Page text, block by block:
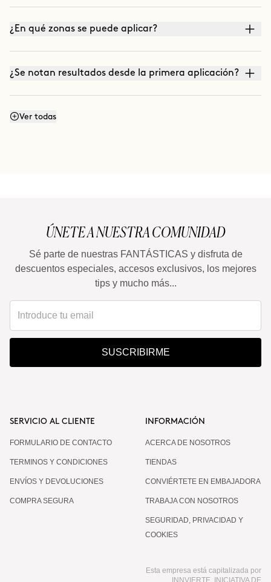
¿En qué zonas se puede aplicar?
¿Se notan resultados desde la primera aplicación?
¿Funciona aunque no cuide mi alimentación y no
¿Es un tratamiento para perder peso?
¿Cuánto tiempo debe pasar entre un tratamiento
¿Por qué se hacen 3 aplicaciones separadas cada
Ver todas
ÚNETE A NUESTRA COMUNIDAD
Sé parte de nuestras FANTÁSTICAS y disfruta de
descuentos especiales, accesos exclusivos, los mejores
tips y mucho más...
SUSCRIBIRME
SERVICIO AL CLIENTE
FORMULARIO DE CONTACTO
TERMINOS Y CONDICIONES
ENVÍOS Y DEVOLUCIONES
COMPRA SEGURA
INFORMACIÓN
ACERCA DE NOSOTROS
TIENDAS
CONVIÉRTETE EN EMBAJADORA
TRABAJA CON NOSOTROS
SEGURIDAD, PRIVACIDAD Y
COOKIES
Esta empresa está capitalizada por
INNVIERTE, INICIATIVA DE